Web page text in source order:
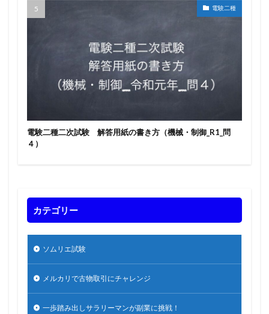
電験二種
電験二種二次試験 解答用紙の書き方（機械・制御_R1_問
４）
カテゴリー
ソムリエ試験
メルカリで古物取引にチャレンジ
一歩踏み出しサラリーマンが副業に挑戦！